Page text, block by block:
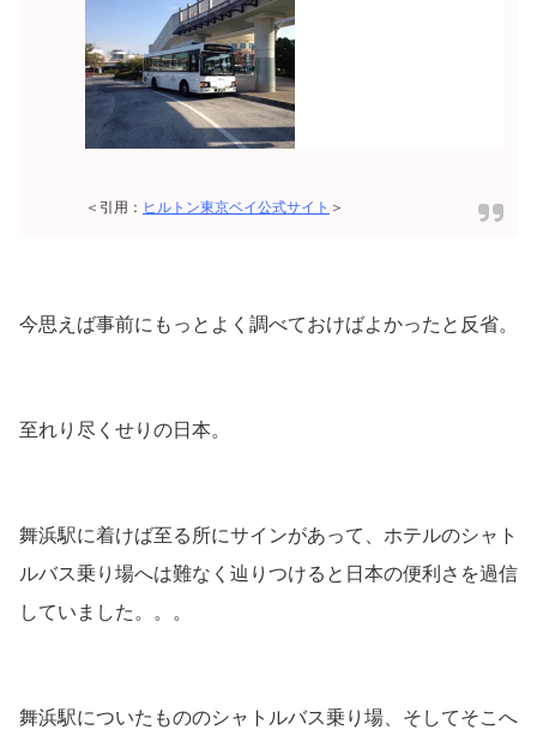
＜引用： ヒルトン東京ベイ公式サイト ＞
今思えば事前にもっとよく調べておけばよかったと反省。
至れり尽くせりの日本。
舞浜駅に着けば至る所にサインがあって、ホテルのシャト
ルバス乗り場へは難なく辿りつけると日本の便利さを過信
していました。。。
舞浜駅についたもののシャトルバス乗り場、そしてそこへ